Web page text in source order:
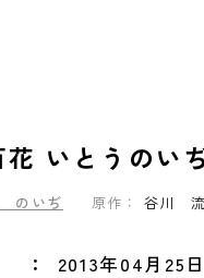
花 いとうのい
のいぢ 原作： 谷川 流
2013年04月25日